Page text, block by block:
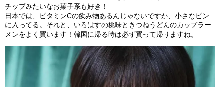
チップみたいなお菓子系も好き！
日本では、ビタミンCの飲み物あるんじゃないですか、小さなビン
に入ってる。それと、いろはすの桃味ときつねうどんのカップラー
メンをよく買います！韓国に帰る時は必ず買って帰りますね。